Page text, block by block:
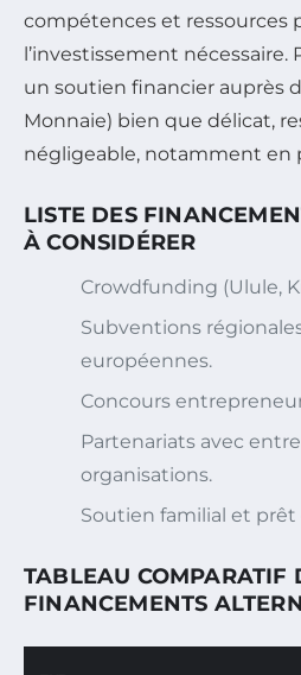
compétences et ressources
l’investissement nécessaire.
un soutien financier auprès
Monnaie) bien que délicat,
négligeable, notamment en
LISTE DES
À CONSIDÉRER
Crowdfunding (Ulule,
Subventions
européennes.
Concours
Partenariats avec
organisations.
Soutien familial et
TABLEAU COMPARATIF
FINANCEMENTS